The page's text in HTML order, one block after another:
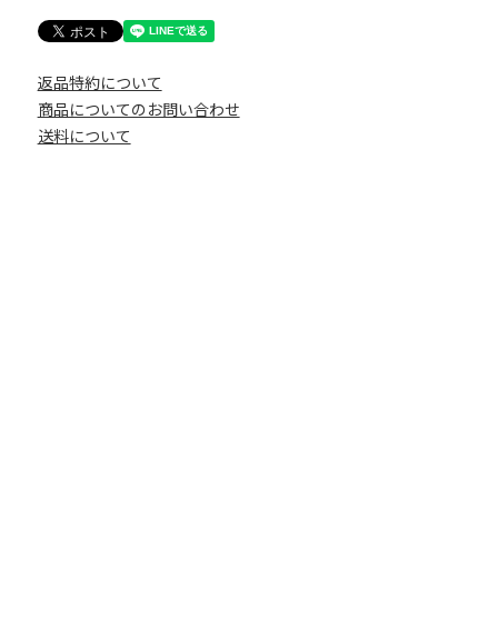
返品特約について
商品についてのお問い合わせ
送料について